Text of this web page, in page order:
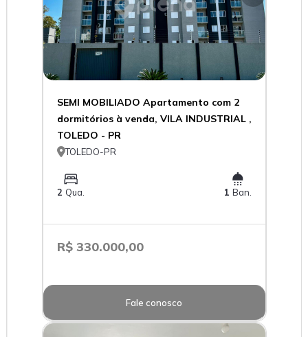
SEMI MOBILIADO Apartamento com 2
dormitórios à venda, VILA INDUSTRIAL ,
TOLEDO - PR
TOLEDO-PR
2 Qua. 1Ban.
R$ 330.000,00
Fale conosco